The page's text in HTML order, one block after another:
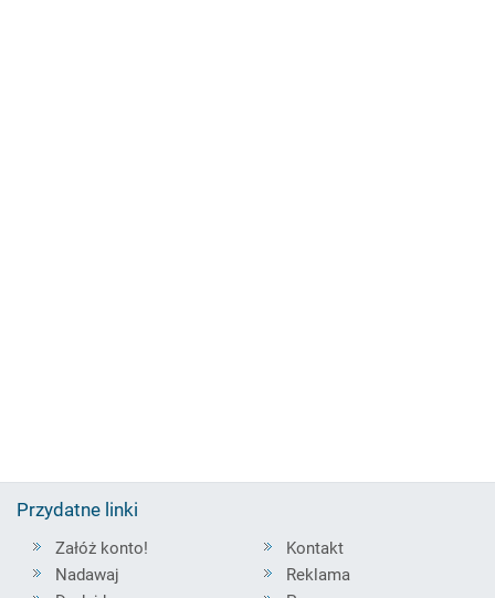
Przydatne linki
Załóż konto!
Nadawaj
Kontakt
Reklama